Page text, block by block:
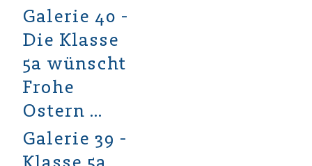
Galerie 40 -
Die Klasse
5a wünscht
Frohe
Ostern …
Galerie 39 -